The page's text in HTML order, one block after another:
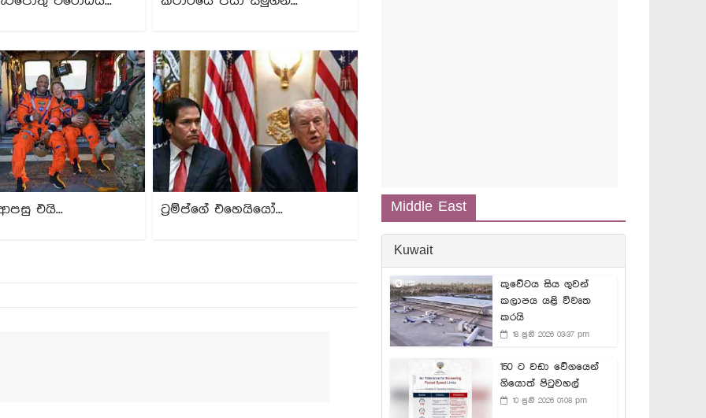
එයි... ට්‍රම්ප්ගේ එහෙයියෝ... Middle East
Kuwait
කුවේටය සිය ගුවන්
කලාපය යළි විවෘත
කරයි
18 ජුනි 2026 03:37 pm
150 ට වඩා වේගයෙන්
ගියොත් පිටුවහල්
10 ජුනි 2026 01:08 pm